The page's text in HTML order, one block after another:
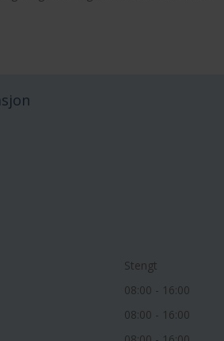
Stengt
08:00 - 16:00
08:00 - 16:00